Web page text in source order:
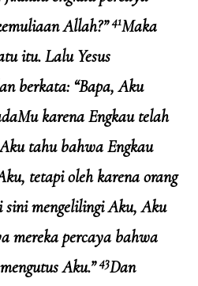
Allah?”41Maka
itu. Lalu Yesus
berkata: “Bapa, Aku
karena Engkau telah
Aku tahu bahwa Engkau
tetapi oleh karena orang
mengelilingi Aku, Aku
mereka percaya bahwa
Aku.”43Dan